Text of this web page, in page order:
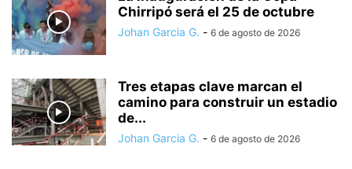
Chirripó será el 25 de octubre
Johan Garcia G. - 6 de agosto de 2026
Tres etapas clave marcan el
camino para construir un estadio
de...
Johan Garcia G. - 6 de agosto de 2026